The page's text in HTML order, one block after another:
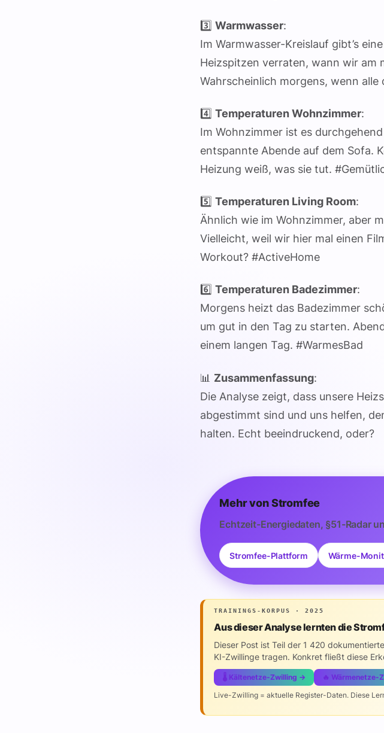
3️⃣Warmwasser:
Im Warmwasser-Kreislauf gibt’s
Heizspitzen verraten, wann wir am
Wahrscheinlich morgens, wenn
4️⃣Temperaturen Wohnzimmer:
Im Wohnzimmer ist es
entspannte Abende auf dem Sofa.
Heizung weiß, was sie tut.
5️⃣Temperaturen Living Room:
Ähnlich wie im Wohnzimmer, aber
Vielleicht, weil wir hier mal einen
Workout? #ActiveHome
6️⃣Temperaturen Badezimmer:
Morgens heizt das Badezimmer
um gut in den Tag zu starten.
einem langen Tag. #WarmesBad
📊 Zusammenfassung:
Die Analyse zeigt, dass unsere
abgestimmt sind und uns helfen,
halten. Echt beeindruckend, oder?
Mehr von Stromfee
Echtzeit-Energiedaten, §51-Radar
Stromfee-Plattform Wärme-
TRAININGS-KORPUS · 2025
Aus dieser Analyse lernten die
Dieser Post ist Teil der 1 420
KI-Zwillinge tragen. Konkret fließt diese
🌡️ Kältenetze-Zwilling → 🔥 Wärmenetze-
Live-Zwilling = aktuelle Register-Daten. Diese